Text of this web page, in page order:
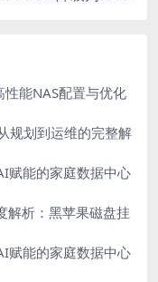
能NAS配置与优化
规划到运维的完整解
赋能的家庭数据中心
析：黑苹果磁盘挂
赋能的家庭数据中心